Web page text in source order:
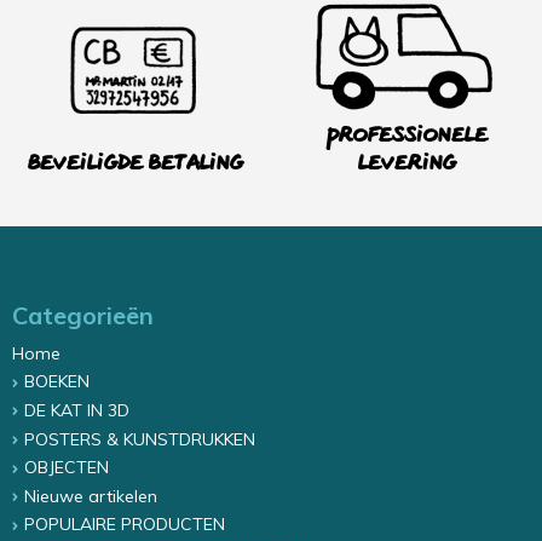
Beveiligde betaling
Professionele
levering
Categorieën
Home
BOEKEN
DE KAT IN 3D
POSTERS & KUNSTDRUKKEN
OBJECTEN
Nieuwe artikelen
POPULAIRE PRODUCTEN